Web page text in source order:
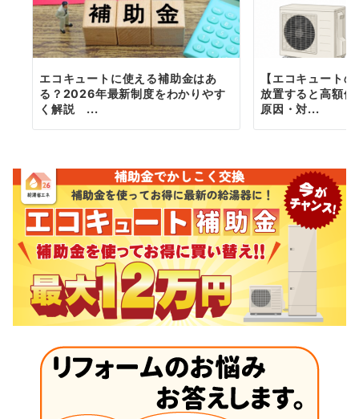
エコキュートに使える補助金はあ
る？2026年最新制度をわかりやす
く解説 ...
【エコキュート
放置すると高額
原因・対...